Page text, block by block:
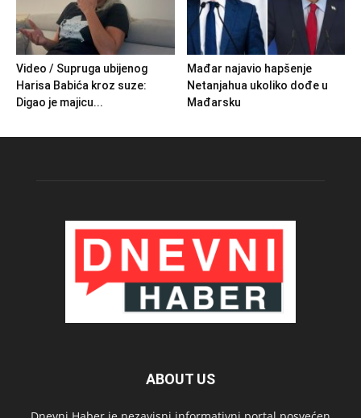
Video / Supruga ubijenog
Harisa Babića kroz suze:
Digao je majicu...
Mađar najavio hapšenje
Netanjahua ukoliko dođe u
Mađarsku
ABOUT US